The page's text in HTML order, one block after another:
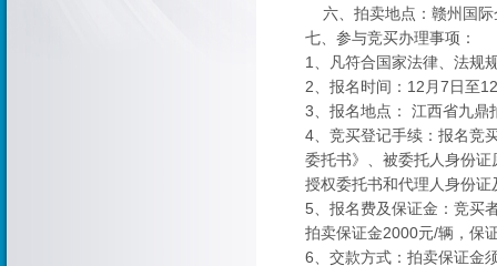
六、拍卖地点：赣州国际
七、参与竞买办理事项：
1、凡符合国家法律、法规
2、报名时间：12月7日至
3、报名地点： 江西省九鼎
4、竞买登记手续：报名竞
委托书》、被委托人身份
授权委托书和代理人身份
5、报名费及保证金：竞买
拍卖保证金2000元/辆，保
6、交款方式：拍卖保证金